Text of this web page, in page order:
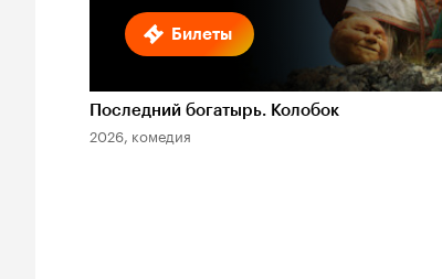
Билеты
Последний богатырь. Колобок
2026, комедия